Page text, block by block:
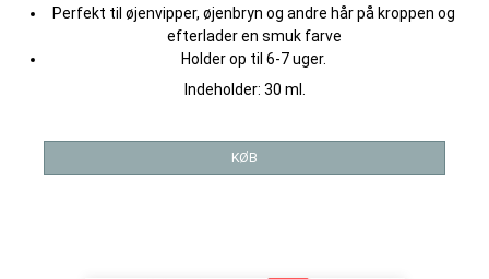
Perfekt til øjenvipper, øjenbryn og andre hår på kroppen og
efterlader en smuk farve
Holder op til 6-7 uger.
Indeholder: 30 ml.
KØB